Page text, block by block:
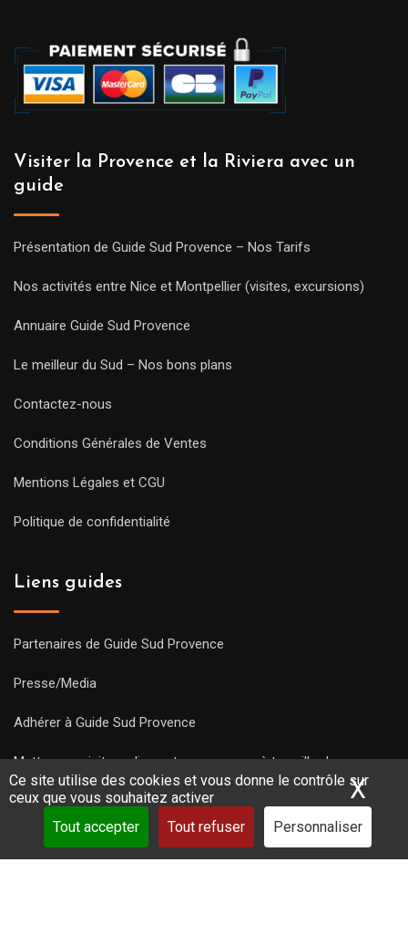
Ce site utilise des cookies et vous donne le contrôle sur
ceux que vous souhaitez activer
Tout accepter
Tout refuser Personnaliser
X
Visiter la Provence et la Riviera avec un
guide
Présentation de Guide Sud Provence – Nos Tarifs
Nos activités entre Nice et Montpellier (visites, excursions)
Annuaire Guide Sud Provence
Le meilleur du Sud – Nos bons plans
Contactez-nous
Conditions Générales de Ventes
Mentions Légales et CGU
Politique de confidentialité
Liens guides
Partenaires de Guide Sud Provence
Presse/Media
Adhérer à Guide Sud Provence
Mettre une visite en ligne et commencez à travailler !